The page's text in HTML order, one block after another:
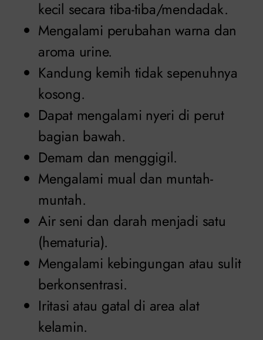
kecil secara tiba-tiba/mendadak.
Mengalami perubahan warna dan
aroma urine.
Kandung kemih tidak sepenuhnya
kosong.
Dapat mengalami nyeri di perut
bagian bawah.
Demam dan menggigil.
Mengalami mual dan muntah-
muntah.
Air seni dan darah menjadi satu
(hematuria).
Mengalami kebingungan atau sulit
berkonsentrasi.
Iritasi atau gatal di area alat
kelamin.